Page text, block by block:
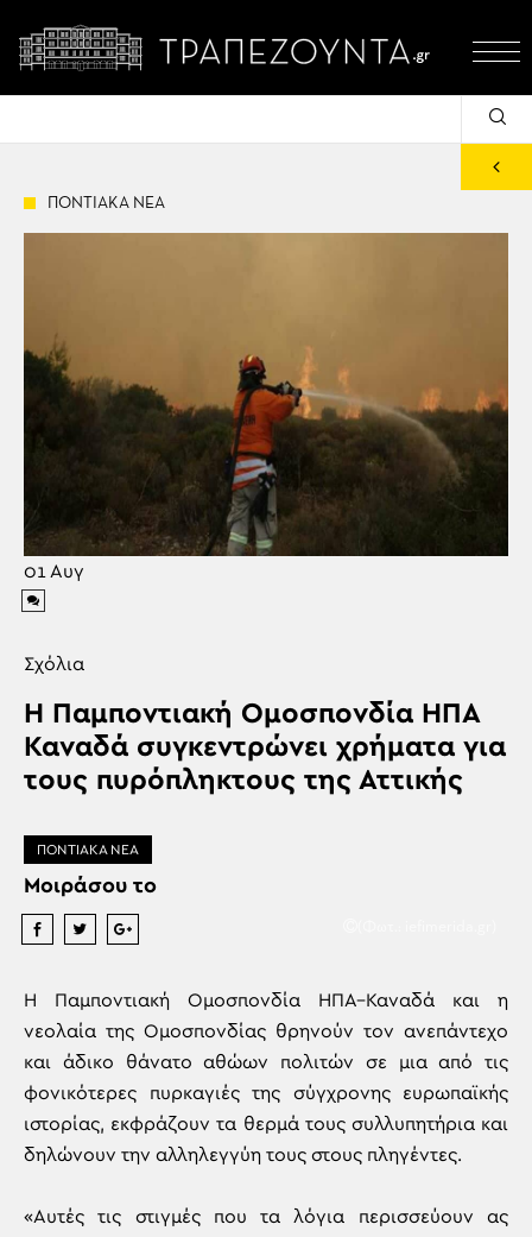
ΠΟΝΤΙΑΚΑ ΝΕΑ
01 Αυγ
Σχόλια
Η Παμποντιακή Ομοσπονδία ΗΠΑ
Καναδά συγκεντρώνει χρήματα για
τους πυρόπληκτους της Αττικής
ΠΟΝΤΙΑΚΑ ΝΕΑ
Μοιράσου το
Η Παμποντιακή Ομοσπονδία ΗΠΑ–Καναδά και η
νεολαία της Ομοσπονδίας θρηνούν τον ανεπάντεχο
και άδικο θάνατο αθώων πολιτών σε μια από τις
φονικότερες πυρκαγιές της σύγχρονης ευρωπαϊκής
ιστορίας, εκφράζουν τα θερμά τους συλλυπητήρια και
δηλώνουν την αλληλεγγύη τους στους πληγέντες.
«Αυτές τις στιγμές που τα λόγια περισσεύουν ας